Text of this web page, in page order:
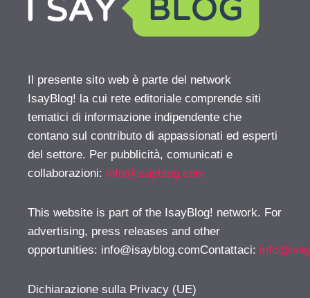
Il presente sito web è parte del network
IsayBlog! la cui rete editoriale comprende siti
tematici di informazione indipendente che
contano sul contributo di appassionati ed esperti
del settore. Per pubblicità, comunicati e
collaborazioni: info@isayblog.com
This website is part of the IsayBlog! network. For
advertising, press releases and other
opportunities: info@isayblog.comContattaci:
Dichiarazione sulla Privacy (UE)